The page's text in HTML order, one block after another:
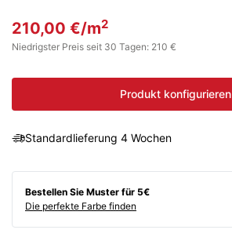
210,00 €/m2
Niedrigster Preis seit 30 Tagen: 210 €
Produkt konfigurieren
Standardlieferung 4 Wochen
Bestellen Sie Muster für 5€
Die perfekte Farbe finden